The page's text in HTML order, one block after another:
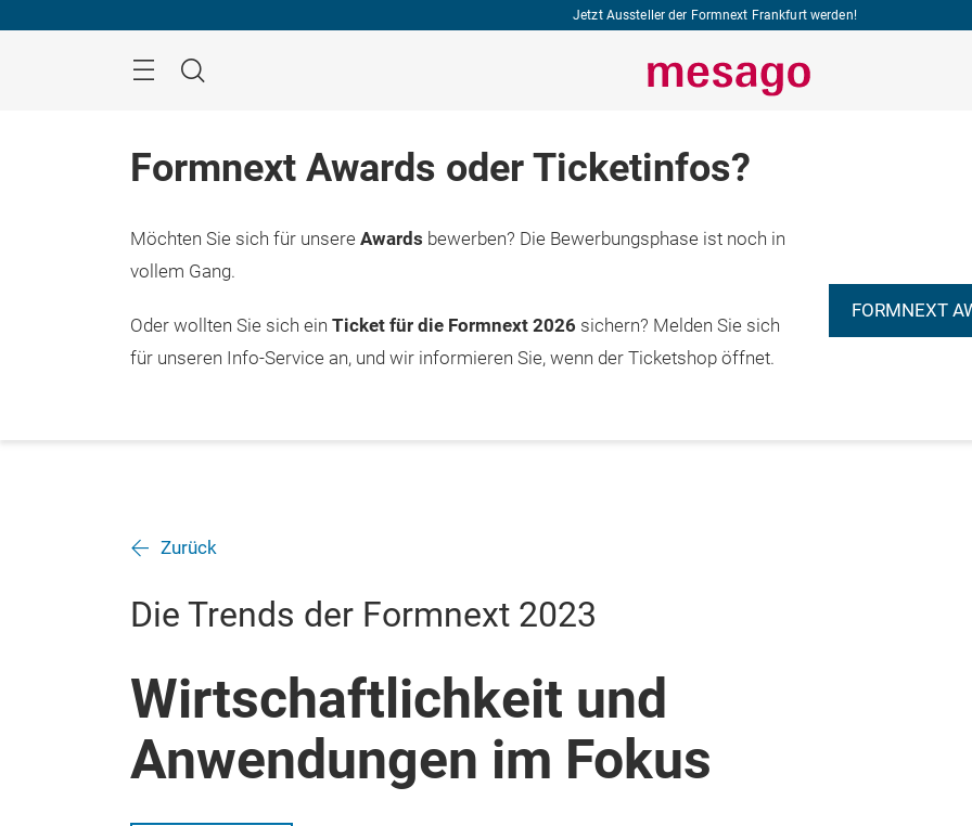
Jetzt Aussteller der Formnext Frankfurt werden!
Suche
Formnext Awards oder Ticketinfos?
Möchten Sie sich für unsere Awards bewerben? Die Bewerbungsphase ist noch in
vollem Gang.
Oder wollten Sie sich ein Ticket für die Formnext 2026 sichern? Melden Sie sich
für unseren Info-Service an, und wir informieren Sie, wenn der Ticketshop öffnet.
FORMNEXT
Zurück
Die Trends der Formnext 2023
Wirtschaftlichkeit und
Anwendungen im Fokus